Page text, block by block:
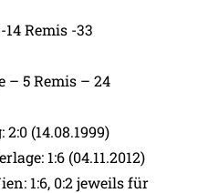
14 Remis -33
– 5 Remis – 24
(14.08.1999)
1:6 (04.11.2012)
1:6, 0:2 jeweils für